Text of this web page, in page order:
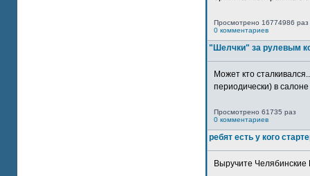
Просмотрено 16774986 раз
0 комментариев
"Шелчки" за рулевым
Может кто
периодически) в
Просмотрено 61735 раз
0 комментариев
ребят есть у кого
Выручите